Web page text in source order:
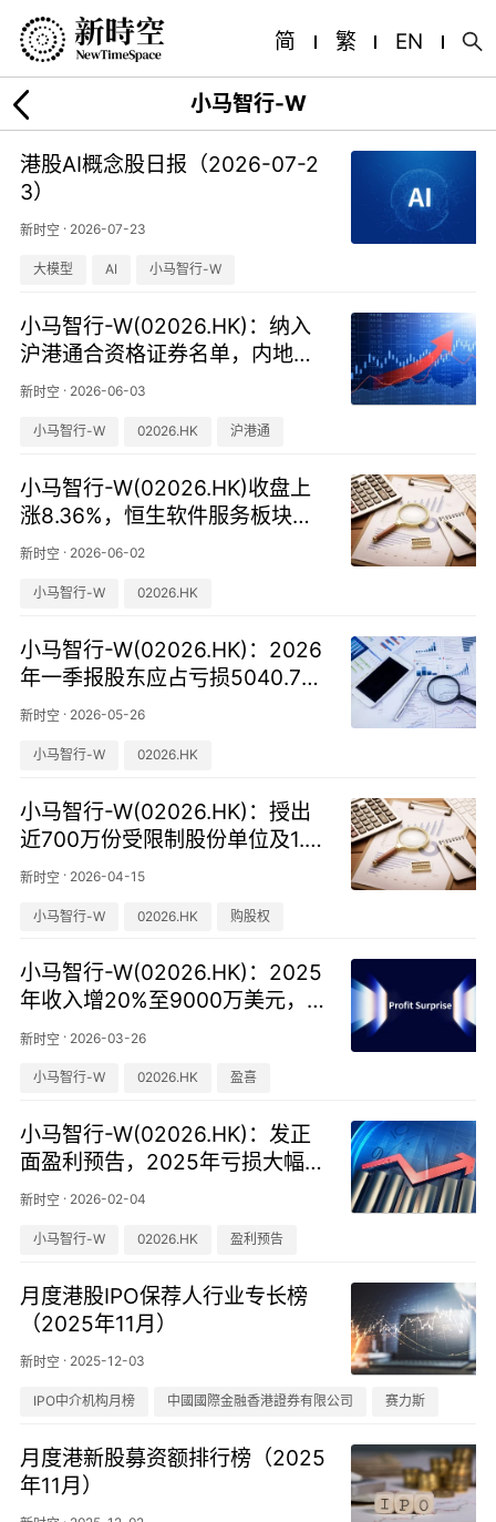
简 繁 EN
小马智行-W
港股AI概念股日报（2026-07-2
3）
新时空 · 2026-07-23
大模型 AI 小马智行-W
小马智行-W(02026.HK)：纳入
沪港通合资格证券名单，内地投
资者可直接交易
新时空 · 2026-06-03
小马智行-W 02026.HK 沪港通
小马智行-W(02026.HK)收盘上
涨8.36%，恒生软件服务板块走
势分化
新时空 · 2026-06-02
小马智行-W 02026.HK
小马智行-W(02026.HK)：2026
年一季报股东应占亏损5040.7万
美元，亏损同比扩大17.26%
新时空 · 2026-05-26
小马智行-W 02026.HK
小马智行-W(02026.HK)：授出
近700万份受限制股份单位及1.5
万份购股权
新时空 · 2026-04-15
小马智行-W 02026.HK 购股权
小马智行-W(02026.HK)：2025
年收入增20%至9000万美元，自
动驾驶出行收入翻倍，净亏损收
新时空 · 2026-03-26
小马智行-W 02026.HK 盈喜
小马智行-W(02026.HK)：发正
面盈利预告，2025年亏损大幅收
窄
新时空 · 2026-02-04
小马智行-W 02026.HK 盈利预告
月度港股IPO保荐人行业专长榜
（2025年11月）
新时空 · 2025-12-03
IPO中介机构月榜 中國國際金融香港證券有限公司 赛力斯
月度港新股募资额排行榜（2025
年11月）